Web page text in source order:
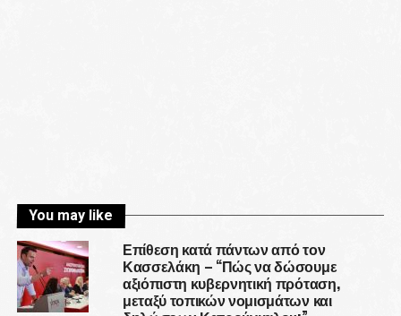
You may like
Επίθεση κατά πάντων από τον
Κασσελάκη – “Πώς να δώσουμε
αξιόπιστη κυβερνητική πρόταση,
μεταξύ τοπικών νομισμάτων και